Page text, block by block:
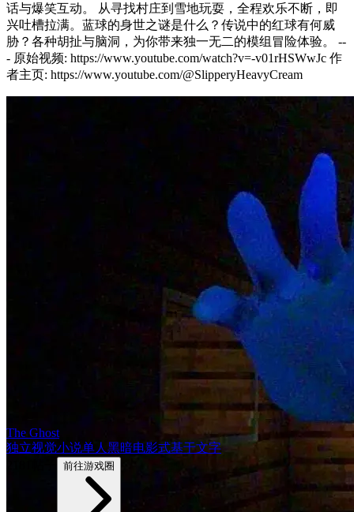
话与爆笑互动。 从寻找村庄到雪地玩耍，全程欢乐不断，即
兴吐槽拉满。蓝球的身世之谜是什么？传说中的红球有何威
胁？各种胡扯与脑洞，为你带来独一无二的模组冒险体验。 --
- 原始视频: https://www.youtube.com/watch?v=-v01rHSWwJc 作
者主页: https://www.youtube.com/@SlipperyHeavyCream
The Ghost
独立视觉小说单人 黑暗电影式基于文字
前往游戏圈